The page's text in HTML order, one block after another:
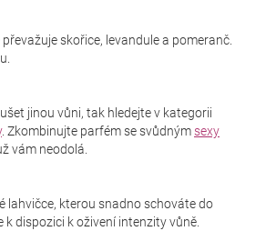
skořice, levandule a pomeranč.
jinou vůni, tak hledejte v kategorii
. Zkombinujte parfém se svůdnýmsexy
vám neodolá.
lahvičce, kterou snadno schováte do
k dispozici k oživení intenzity vůně.